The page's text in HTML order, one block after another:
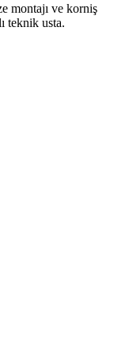
montajı ve korniş
teknik usta.